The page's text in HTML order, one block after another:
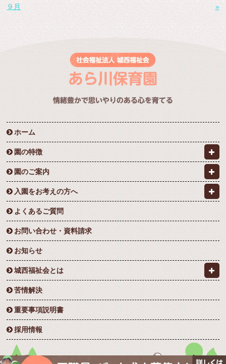
９月
»
ホーム
園の特徴
園のご案内
入園をお考えの方へ
よくあるご質問
お問い合わせ・資料請求
お知らせ
城西福祉会とは
苦情解決
重要事項説明書
採用情報